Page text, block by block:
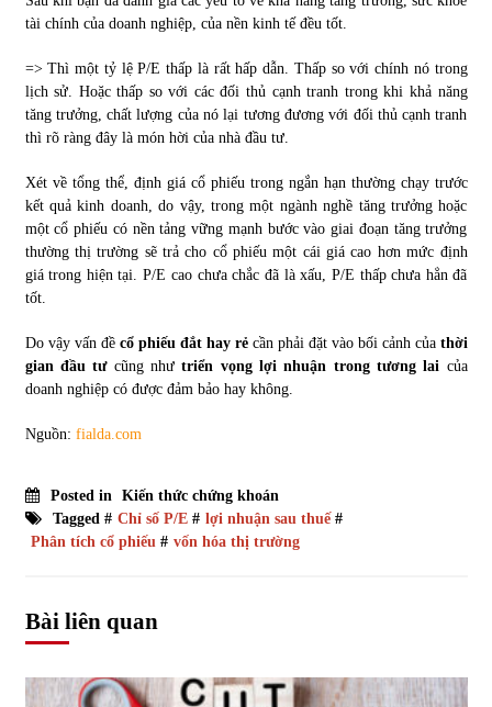
tài chính của doanh nghiệp, của nền kinh tế đều tốt.
=> Thì một tỷ lệ P/E thấp là rất hấp dẫn. Thấp so với chính nó trong
lịch sử. Hoặc thấp so với các đối thủ cạnh tranh trong khi khả năng
tăng trưởng, chất lượng của nó lại tương đương với đối thủ cạnh tranh
thì rõ ràng đây là món hời của nhà đầu tư.
Xét về tổng thể, định giá cổ phiếu trong ngắn hạn thường chạy trước
kết quả kinh doanh, do vậy, trong một ngành nghề tăng trưởng hoặc
một cổ phiếu có nền tảng vững mạnh bước vào giai đoạn tăng trưởng
thường thị trường sẽ trả cho cổ phiếu một cái giá cao hơn mức định
giá trong hiện tại. P/E cao chưa chắc đã là xấu, P/E thấp chưa hẳn đã
tốt.
Do vậy vấn đề cổ phiếu đắt hay rẻcần phải đặt vào bối cảnh của thời
gian đầu tưcũng nhưtriển vọng lợi nhuận trong tương lai của
doanh nghiệp có được đảm bảo hay không.
Nguồn: fialda.com
Posted in Kiến thức chứng khoán
Tagged # Chỉ số P/E# lợi nhuận sau thuế#
Phân tích cổ phiếu# vốn hóa thị trường
Bài liên quan